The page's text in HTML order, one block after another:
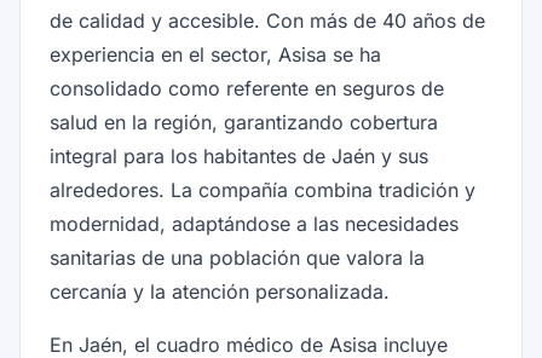
de calidad y accesible. Con más de 40 años de
experiencia en el sector, Asisa se ha
consolidado como referente en seguros de
salud en la región, garantizando cobertura
integral para los habitantes de Jaén y sus
alrededores. La compañía combina tradición y
modernidad, adaptándose a las necesidades
sanitarias de una población que valora la
cercanía y la atención personalizada.
En Jaén, el cuadro médico de Asisa incluye